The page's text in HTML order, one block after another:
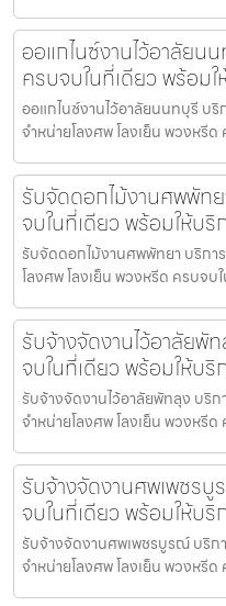
ออแกไนซ์งานไว้อาลัย
ครบจบในที่เดียว พร้อม
ออแกไนซ์งานไว้อาลัยนนทบุรี บ
จำหน่ายโลงศพ โลงเย็น พวงหรี
รับจัดดอกไม้งานศพพัท
จบในที่เดียว พร้อมให้บริ
รับจัดดอกไม้งานศพพัทยา บริก
โลงศพ โลงเย็น พวงหรีด ครบจบ
รับจ้างจัดงานไว้อาลัย
จบในที่เดียว พร้อมให้บริ
รับจ้างจัดงานไว้อาลัยพัทลุง บริ
จำหน่ายโลงศพ โลงเย็น พวงหรี
รับจ้างจัดงานศพเพชร
จบในที่เดียว พร้อมให้บริ
รับจ้างจัดงานศพเพชรบูรณ์ บริ
จำหน่ายโลงศพ โลงเย็น พวงหรี